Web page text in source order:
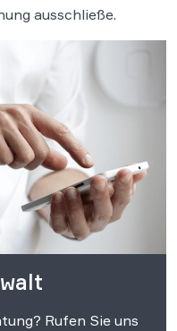
ausschließe.
Rufen Sie uns